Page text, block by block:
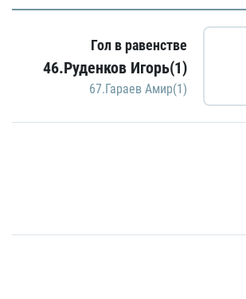
Гол в равенстве
46.Руденков Игорь(1)
67.Гараев Амир(1)